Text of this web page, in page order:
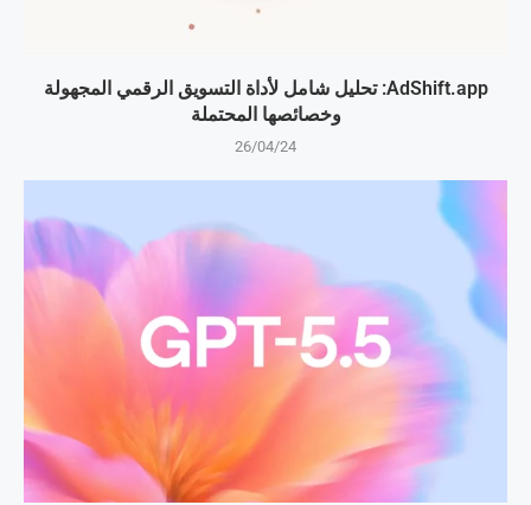
AdShift.app: تحليل شامل لأداة التسويق الرقمي المجهولة
وخصائصها المحتملة
26/04/24